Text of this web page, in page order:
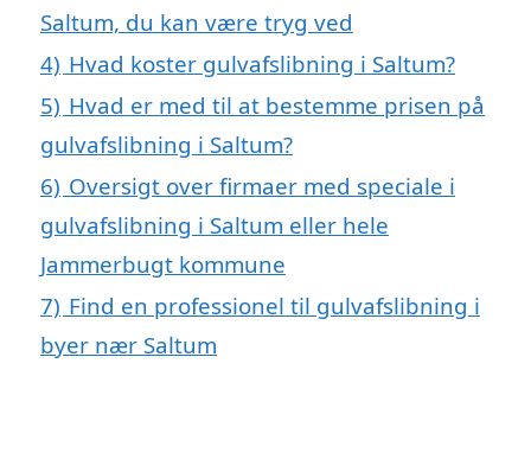
Saltum, du kan være tryg ved
4) Hvad koster gulvafslibning i Saltum?
5) Hvad er med til at bestemme prisen på
gulvafslibning i Saltum?
6) Oversigt over firmaer med speciale i
gulvafslibning i Saltum eller hele
Jammerbugt kommune
7) Find en professionel til gulvafslibning i
byer nær Saltum